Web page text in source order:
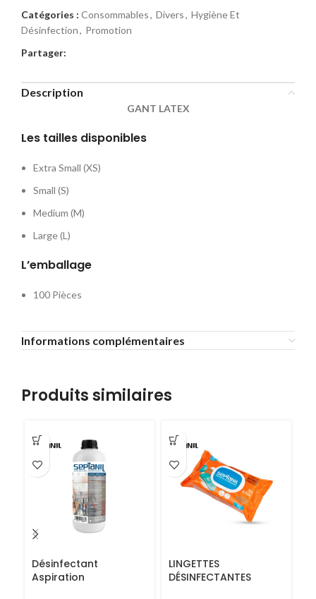
Catégories : Consommables, Divers, Hygiène Et
Désinfection, Promotion
Partager:
Description
GANT LATEX
Les tailles disponibles
Extra Small (XS)
Small (S)
Medium (M)
Large (L)
L’emballage
100 Pièces
Informations complémentaires
Produits similaires
Désinfectant
Aspiration
LINGETTES
DÉSINFECTANTES